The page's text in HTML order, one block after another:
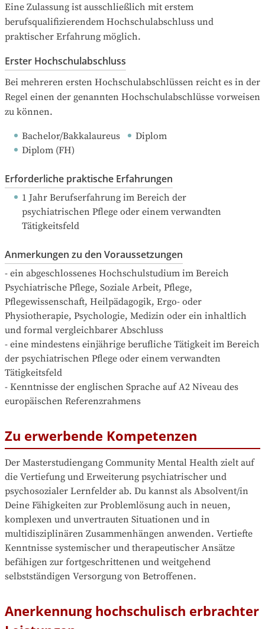
Eine Zulassung ist ausschließlich mit erstem
berufsqualifizierendem Hochschulabschluss und
praktischer Erfahrung möglich.
Erster Hochschulabschluss
Bei mehreren ersten Hochschulabschlüssen reicht es in der
Regel einen der genannten Hochschulabschlüsse vorweisen
zu können.
Bachelor/Bakkalaureus
Diplom
Diplom (FH)
Erforderliche praktische Erfahrungen
1 Jahr Berufserfahrung im Bereich der
psychiatrischen Pflege oder einem verwandten
Tätigkeitsfeld
Anmerkungen zu den Voraussetzungen
- ein abgeschlossenes Hochschulstudium im Bereich
Psychiatrische Pflege, Soziale Arbeit, Pflege,
Pflegewissenschaft, Heilpädagogik, Ergo- oder
Physiotherapie, Psychologie, Medizin oder ein inhaltlich
und formal vergleichbarer Abschluss
- eine mindestens einjährige berufliche Tätigkeit im Bereich
der psychiatrischen Pflege oder einem verwandten
Tätigkeitsfeld
- Kenntnisse der englischen Sprache auf A2 Niveau des
europäischen Referenzrahmens
Zu erwerbende Kompetenzen
Der Masterstudiengang Community Mental Health zielt auf
die Vertiefung und Erweiterung psychiatrischer und
psychosozialer Lernfelder ab. Du kannst als Absolvent/in
Deine Fähigkeiten zur Problemlösung auch in neuen,
komplexen und unvertrauten Situationen und in
multidisziplinären Zusammenhängen anwenden. Vertiefte
Kenntnisse systemischer und therapeutischer Ansätze
befähigen zur fortgeschrittenen und weitgehend
selbstständigen Versorgung von Betroffenen.
Anerkennung hochschulisch erbrachter